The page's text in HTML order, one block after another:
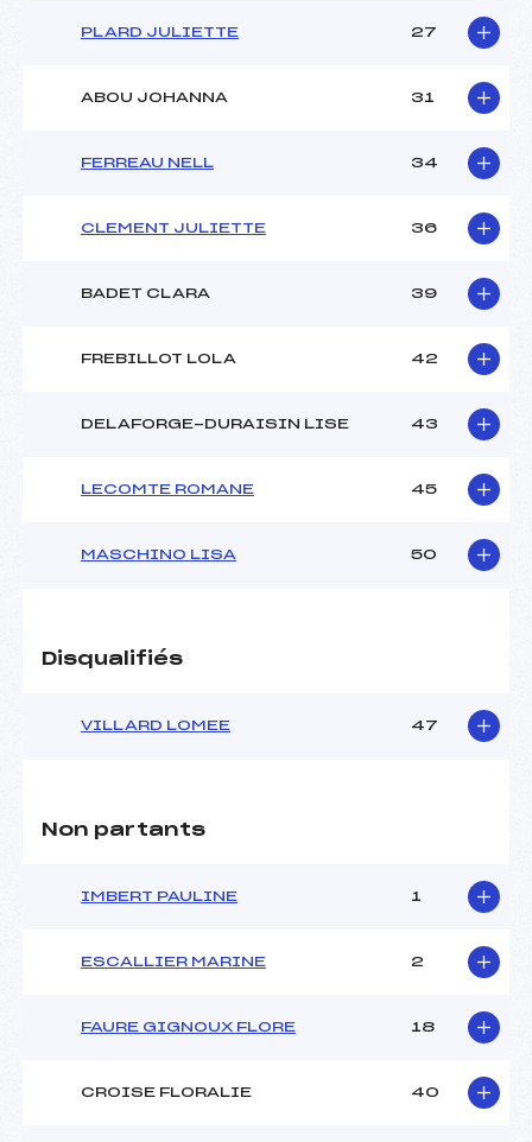
PLARD JULIETTE 27
ABOU JOHANNA 31
FERREAU NELL 34
CLEMENT JULIETTE 36
BADET CLARA 39
FREBILLOT LOLA 42
DELAFORGE-DURAISIN LISE 43
LECOMTE ROMANE 45
MASCHINO LISA 50
Disqualifiés
VILLARD LOMEE 47
Non partants
IMBERT PAULINE 1
ESCALLIER MARINE 2
FAURE GIGNOUX FLORE 18
CROISE FLORALIE 40